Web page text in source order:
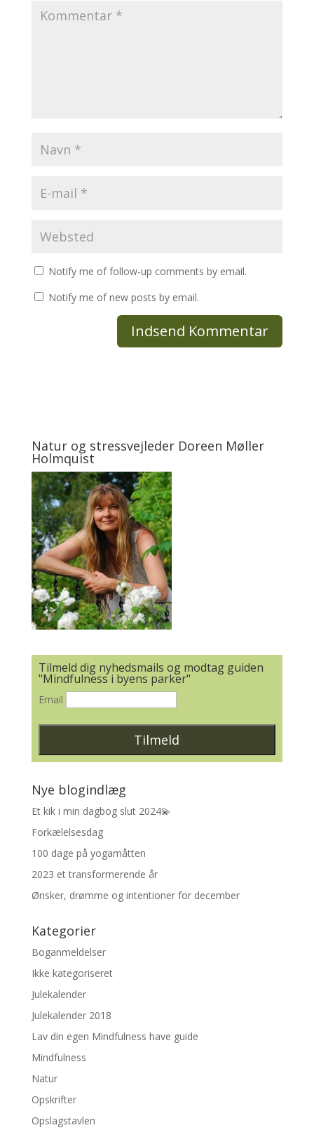
Notify me of follow-up comments by email.
Notify me of new posts by email.
Natur og stressvejleder Doreen Møller
Holmquist
Tilmeld dig nyhedsmails og modtag guiden
"Mindfulness i byens parker"
Email
Nye blogindlæg
Et kik i min dagbog slut 2024💫
Forkælelsesdag
100 dage på yogamåtten
2023 et transformerende år
Ønsker, drømme og intentioner for december
Kategorier
Boganmeldelser
Ikke kategoriseret
Julekalender
Julekalender 2018
Lav din egen Mindfulness have guide
Mindfulness
Natur
Opskrifter
Opslagstavlen